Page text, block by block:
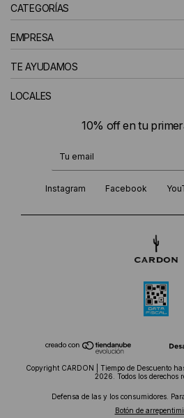
CATEGORÍAS
EMPRESA
TE AYUDAMOS
LOCALES
10% off en tu
¡Te suscribiste exitosamente!
Instagram Facebook
Copyright CARDON | Tiempo de Descuento
2026. Todos los derechos
Defensa de las y los consumidores.
Botón de